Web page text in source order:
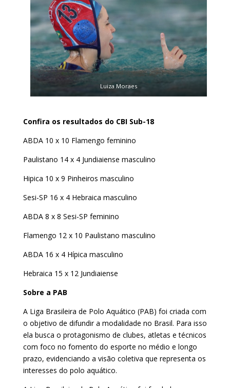
Luiza Moraes
Confira os resultados do CBI Sub-18
ABDA 10 x 10 Flamengo feminino
Paulistano 14 x 4 Jundiaiense masculino
Hipica 10 x 9 Pinheiros masculino
Sesi-SP 16 x 4 Hebraica masculino
ABDA 8 x 8 Sesi-SP feminino
Flamengo 12 x 10 Paulistano masculino
ABDA 16 x 4 Hípica masculino
Hebraica 15 x 12 Jundiaiense
Sobre a PAB
A Liga Brasileira de Polo Aquático (PAB) foi criada com
o objetivo de difundir a modalidade no Brasil. Para isso
ela busca o protagonismo de clubes, atletas e técnicos
com foco no fomento do esporte no médio e longo
prazo, evidenciando a visão coletiva que representa os
interesses do polo aquático.